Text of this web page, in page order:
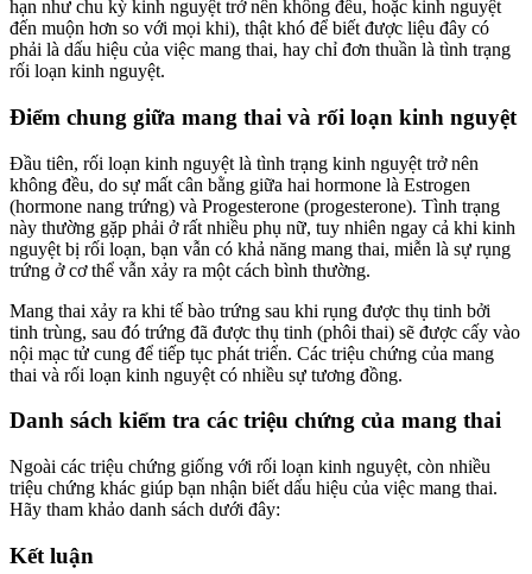
hạn như chu kỳ kinh nguyệt trở nên không đều, hoặc kinh nguyệt
đến muộn hơn so với mọi khi), thật khó để biết được liệu đây có
phải là dấu hiệu của việc mang thai, hay chỉ đơn thuần là tình trạng
rối loạn kinh nguyệt.
Điểm chung giữa mang thai và rối loạn kinh nguyệt
Đầu tiên, rối loạn kinh nguyệt là tình trạng kinh nguyệt trở nên
không đều, do sự mất cân bằng giữa hai hormone là Estrogen
(hormone nang trứng) và Progesterone (progesterone). Tình trạng
này thường gặp phải ở rất nhiều phụ nữ, tuy nhiên ngay cả khi kinh
nguyệt bị rối loạn, bạn vẫn có khả năng mang thai, miễn là sự rụng
trứng ở cơ thể vẫn xảy ra một cách bình thường.
Mang thai xảy ra khi tế bào trứng sau khi rụng được thụ tinh bởi
tinh trùng, sau đó trứng đã được thụ tinh (phôi thai) sẽ được cấy vào
nội mạc tử cung để tiếp tục phát triển. Các triệu chứng của mang
thai và rối loạn kinh nguyệt có nhiều sự tương đồng.
Danh sách kiểm tra các triệu chứng của mang thai
Ngoài các triệu chứng giống với rối loạn kinh nguyệt, còn nhiều
triệu chứng khác giúp bạn nhận biết dấu hiệu của việc mang thai.
Hãy tham khảo danh sách dưới đây:
Kết luận